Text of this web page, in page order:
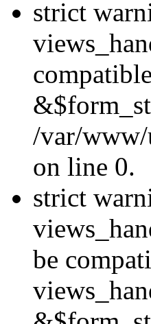
strict
/var/www/
on line 0.
strict
be